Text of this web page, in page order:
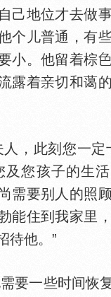
己地位才去做
个儿普通，有
小。他留着棕
露着
切和蔼
，此刻您一定
及您孩子的生
需要别人的照
能住到我家里
待他。”
一些时间恢